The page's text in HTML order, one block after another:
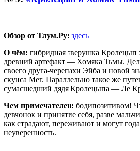
Обзор от Тлум.Ру: здесь
О чём: гибридная зверушка Кролецып
древний артефакт — Хомяка Тьмы.
своего друга-черепахи Эйба и новой
скунса Мег. Параллельно такое же
сумасшедший дядя Кролецыпа — Ле
Чем примечателен: бодипозитивом!
девчонок и принятие себя, разве
как страдают, переживают и могут
неуверенность.